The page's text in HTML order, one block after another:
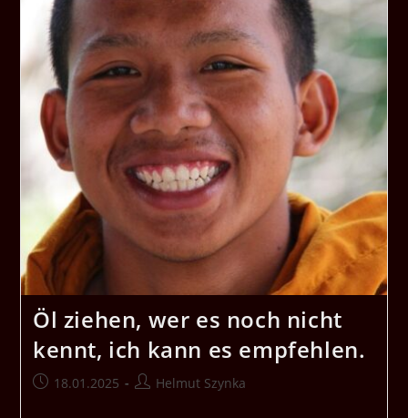
Öl ziehen, wer es noch nicht
kennt, ich kann es empfehlen.
Beitrag18.01.2025
Beitrags-
Helmut Szynka